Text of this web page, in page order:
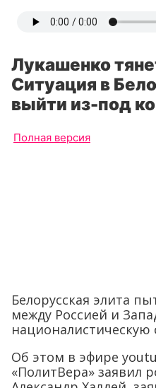
Лукашенко
Ситуация в
выйти из-под
Полная версия
Белорусская элита
между Россией и
Об этом в эфире
«ПолитВера» заявил